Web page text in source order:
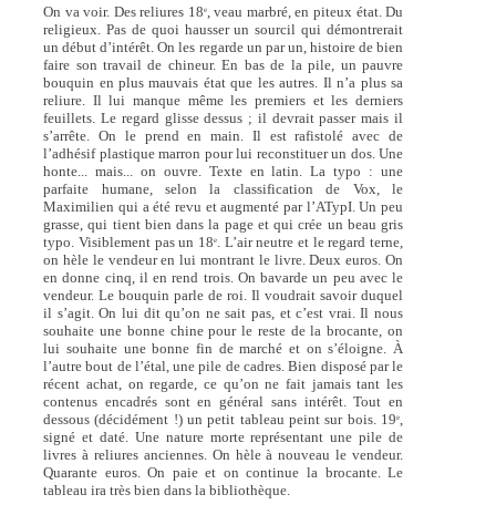
On va voir. Des reliures 18e, veau marbré, en piteux état. Du
religieux. Pas de quoi hausser un sourcil qui démontrerait
un début d’intérêt. On les regarde un par un, histoire de bien
faire son travail de chineur. En bas de la pile, un pauvre
bouquin en plus mauvais état que les autres. Il n’a plus sa
reliure. Il lui manque même les premiers et les derniers
feuillets. Le regard glisse dessus ; il devrait passer mais il
s’arrête. On le prend en main. Il est rafistolé avec de
l’adhésif plastique marron pour lui reconstituer un dos. Une
honte... mais... on ouvre. Texte en latin. La typo : une
parfaite humane, selon la classification de Vox, le
Maximilien qui a été revu et augmenté par l’ATypI. Un peu
grasse, qui tient bien dans la page et qui crée un beau gris
typo. Visiblement pas un 18e. L’air neutre et le regard terne,
on hèle le vendeur en lui montrant le livre. Deux euros. On
en donne cinq, il en rend trois. On bavarde un peu avec le
vendeur. Le bouquin parle de roi. Il voudrait savoir duquel
il s’agit. On lui dit qu’on ne sait pas, et c’est vrai. Il nous
souhaite une bonne chine pour le reste de la brocante, on
lui souhaite une bonne fin de marché et on s’éloigne. À
l’autre bout de l’étal, une pile de cadres. Bien disposé par le
récent achat, on regarde, ce qu’on ne fait jamais tant les
contenus encadrés sont en général sans intérêt. Tout en
dessous (décidément !) un petit tableau peint sur bois. 19e
signé et daté. Une nature morte représentant une pile de
livres à reliures anciennes. On hèle à nouveau le vendeur.
Quarante euros. On paie et on continue la brocante. Le
tableau ira très bien dans la bibliothèque.